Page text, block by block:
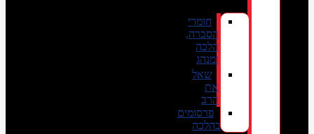
חומרי
הסברה,
הלכה
ומנהג
שאל
את
הרב
פרסומים
בהלכה